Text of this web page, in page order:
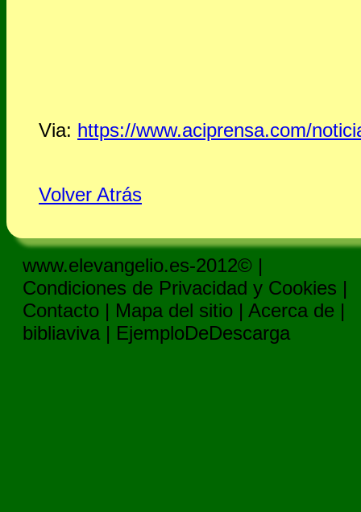
Via: https://www.aciprensa.com/
Volver Atrás
www.elevangelio.es-2012© |
Condiciones de Privacidad y Cookies |
Contacto | Mapa del sitio | Acerca de |
bibliaviva | EjemploDeDescarga